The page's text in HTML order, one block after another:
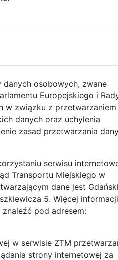
jest
i
przyjęciu
tematykę
środków
również
jako
oraz
transportu
dla
rok?
km
danych osobowych, zwane
Europejskiego i
w związku z przetwarzaniem
danych oraz uchylenia
zasad przetwarzania
serwisu
Transportu Miejskiego w
dane jest
5. Więcej
pod adresem:
w serwisie ZTM
strony internetowej za